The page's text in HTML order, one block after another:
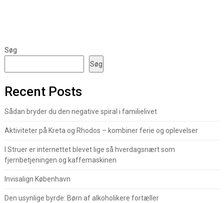
Søg
Søg
Recent Posts
Sådan bryder du den negative spiral i familielivet
Aktiviteter på Kreta og Rhodos – kombiner ferie og oplevelser
I Struer er internettet blevet lige så hverdagsnært som
fjernbetjeningen og kaffemaskinen
Invisalign København
Den usynlige byrde: Børn af alkoholikere fortæller